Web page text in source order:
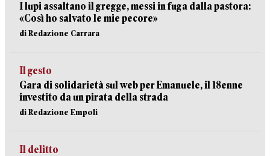
I lupi assaltano il gregge, messi in fuga dalla pastora:
«Così ho salvato le mie pecore»
di Redazione Carrara
Il gesto
Gara di solidarietà sul web per Emanuele, il 18enne
investito da un pirata della strada
di Redazione Empoli
Il delitto